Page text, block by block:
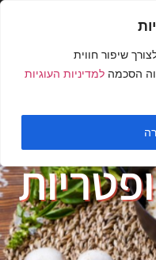
שיפור חווית
הסכמה למדיניות העוגיות